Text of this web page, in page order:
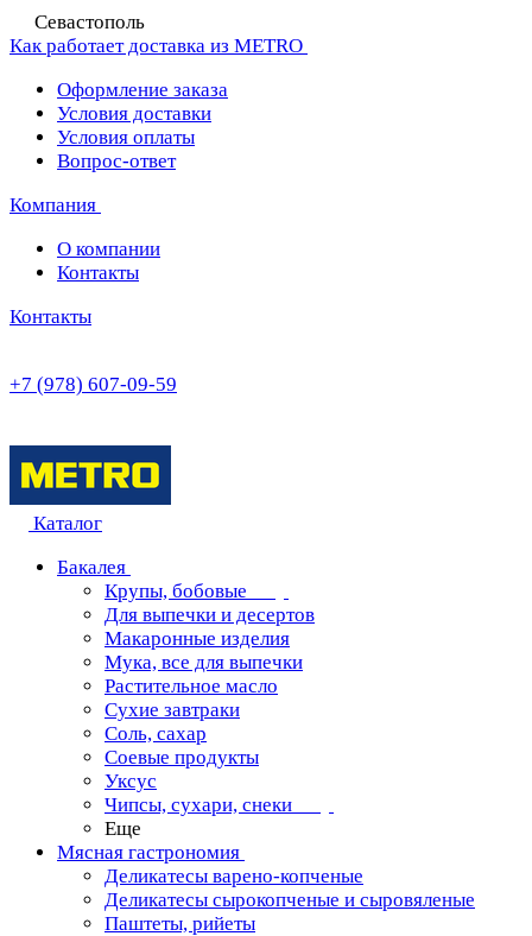
Севастополь
Как работает доставка из METRO
Оформление заказа
Условия доставки
Условия оплаты
Вопрос-ответ
Компания
О компании
Контакты
Контакты
+7 (978) 607-09-59
Каталог
Бакалея
Крупы, бобовые
Для выпечки и десертов
Макаронные изделия
Мука, все для выпечки
Растительное масло
Сухие завтраки
Соль, сахар
Соевые продукты
Уксус
Чипсы, сухари, снеки
Еще
Мясная гастрономия
Деликатесы варено-копченые
Деликатесы сырокопченые и сыровяленые
Паштеты, рийеты